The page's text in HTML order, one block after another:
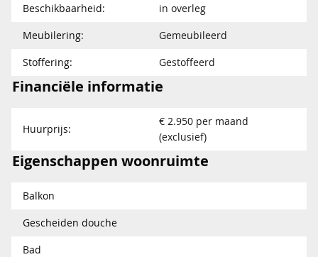
Beschikbaarheid:
in overleg
Meubilering:
Gemeubileerd
Stoffering:
Gestoffeerd
Financiële informatie
Huurprijs:
€ 2.950 per maand
(exclusief)
Eigenschappen woonruimte
Balkon
Gescheiden douche
Bad